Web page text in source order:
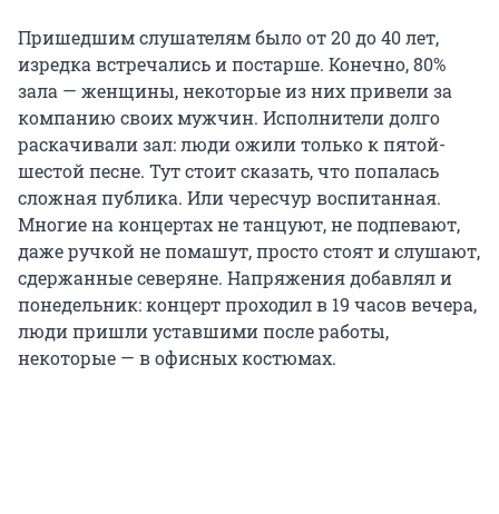
Пришедшим слушателям было от 20 до 40 лет,
изредка встречались и постарше. Конечно, 80%
зала — женщины, некоторые из них привели за
компанию своих мужчин. Исполнители долго
раскачивали зал: люди ожили только к пятой-
шестой песне. Тут стоит сказать, что попалась
сложная публика. Или чересчур воспитанная.
Многие на концертах не танцуют, не подпевают,
даже ручкой не помашут, просто стоят и слушают,
сдержанные северяне. Напряжения добавлял и
понедельник: концерт проходил в 19 часов вечера,
люди пришли уставшими после работы,
некоторые — в офисных костюмах.